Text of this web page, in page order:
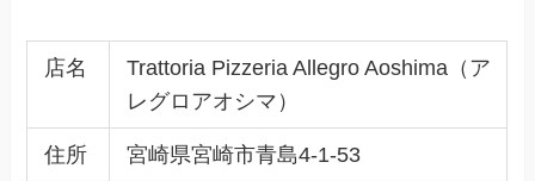
店名
Trattoria Pizzeria Allegro Aoshima（ア
レグロアオシマ）
住所 宮崎県宮崎市青島4-1-53